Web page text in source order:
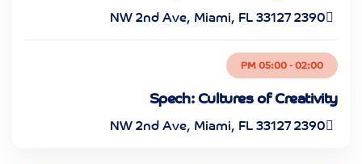
2390 NW 2nd Ave, Miami, FL 33127
02:00 - 05:00 PM
Spech: Cultures of Creativity
2390 NW 2nd Ave, Miami, FL 33127